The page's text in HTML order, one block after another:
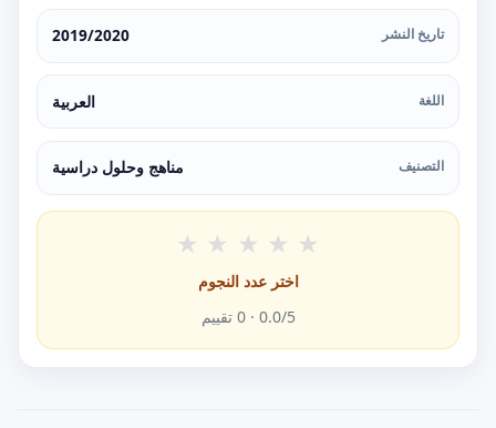
تاريخ النشر 2019/2020
اللغة العربية
التصنيف مناهج وحلول دراسية
★ ★ ★ ★ ★
اختر عدد النجوم
0.0/5 ·
0 تقييم